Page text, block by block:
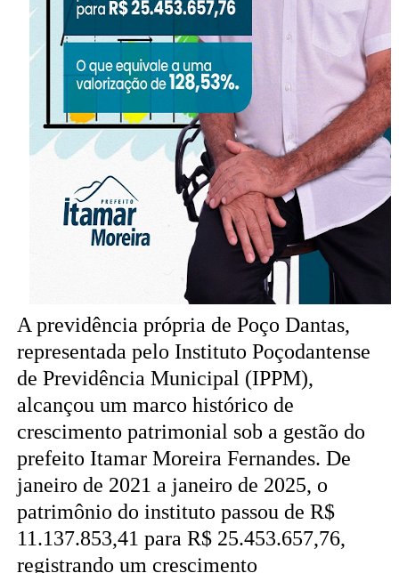
A previdência própria de Poço Dantas,
representada pelo Instituto Poçodantense
de Previdência Municipal (IPPM),
alcançou um marco histórico de
crescimento patrimonial sob a gestão do
prefeito Itamar Moreira Fernandes. De
janeiro de 2021 a janeiro de 2025, o
patrimônio do instituto passou de R$
11.137.853,41 para R$ 25.453.657,76,
registrando um crescimento